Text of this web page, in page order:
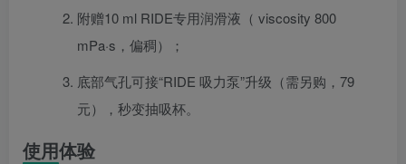
附赠10 ml RIDE专用润滑液（ viscosity 800
mPa·s，偏稠）；
底部气孔可接“RIDE 吸力泵”升级（需另购，79
元），秒变抽吸杯。
使用体验